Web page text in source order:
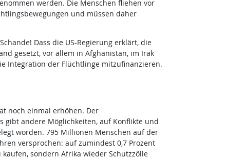
werden. Die Menschen fliehen vor
und müssen daher
Dass die US-Regierung erklärt, die
gesetzt, vor allem in Afghanistan, im Irak
Integration der Flüchtlinge mitzufinanzieren.
noch einmal erhöhen. Der
gibt andere Möglichkeiten, auf Konflikte und
worden. 795 Millionen Menschen auf der
versprochen: auf zumindest 0,7 Prozent
sondern Afrika wieder Schutzzölle